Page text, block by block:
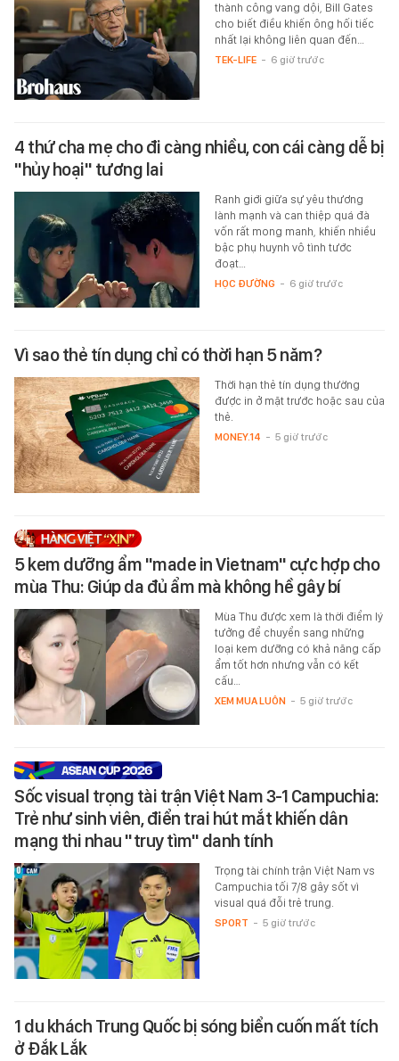
thành công vang dội, Bill Gates
cho biết điều khiến ông hối tiếc
nhất lại không liên quan đến…
TEK-LIFE - 6 giờ trước
4 thứ cha mẹ cho đi càng nhiều, con cái càng dễ bị
"hủy hoại" tương lai
Ranh giới giữa sự yêu thương
lành mạnh và can thiệp quá đà
vốn rất mong manh, khiến nhiều
bậc phụ huynh vô tình tước
đoạt…
HỌC ĐƯỜNG - 6 giờ trước
Vì sao thẻ tín dụng chỉ có thời hạn 5 năm?
Thời hạn thẻ tín dụng thường
được in ở mặt trước hoặc sau của
thẻ.
MONEY.14 - 5 giờ trước
5 kem dưỡng ẩm "made in Vietnam" cực hợp cho
mùa Thu: Giúp da đủ ẩm mà không hề gây bí
Mùa Thu được xem là thời điểm lý
tưởng để chuyển sang những
loại kem dưỡng có khả năng cấp
ẩm tốt hơn nhưng vẫn có kết
cấu…
XEM MUA LUÔN - 5 giờ trước
Sốc visual trọng tài trận Việt Nam 3-1 Campuchia:
Trẻ như sinh viên, điển trai hút mắt khiến dân
mạng thi nhau "truy tìm" danh tính
Trọng tài chính trận Việt Nam vs
Campuchia tối 7/8 gây sốt vì
visual quá đỗi trẻ trung.
SPORT - 5 giờ trước
1 du khách Trung Quốc bị sóng biển cuốn mất tích
ở Đắk Lắk